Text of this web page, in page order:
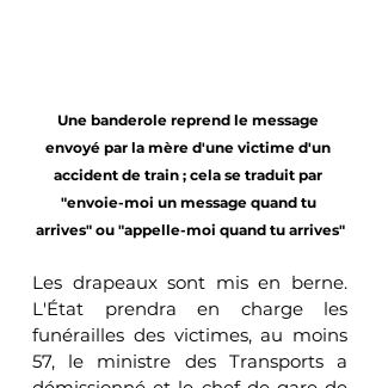
Une banderole reprend le message
envoyé par la mère d'une victime d'un
accident de train ; cela se traduit par
"envoie-moi un message quand tu
arrives" ou "appelle-moi quand tu arrives"
Les drapeaux sont mis en berne.
L'État prendra en charge les
funérailles des victimes, au moins
57, le ministre des Transports a